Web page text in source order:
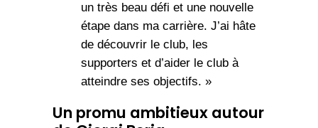
un très beau défi et une nouvelle
étape dans ma carrière. J’ai hâte
de découvrir le club, les
supporters et d’aider le club à
atteindre ses objectifs. »
Un promu ambitieux autour